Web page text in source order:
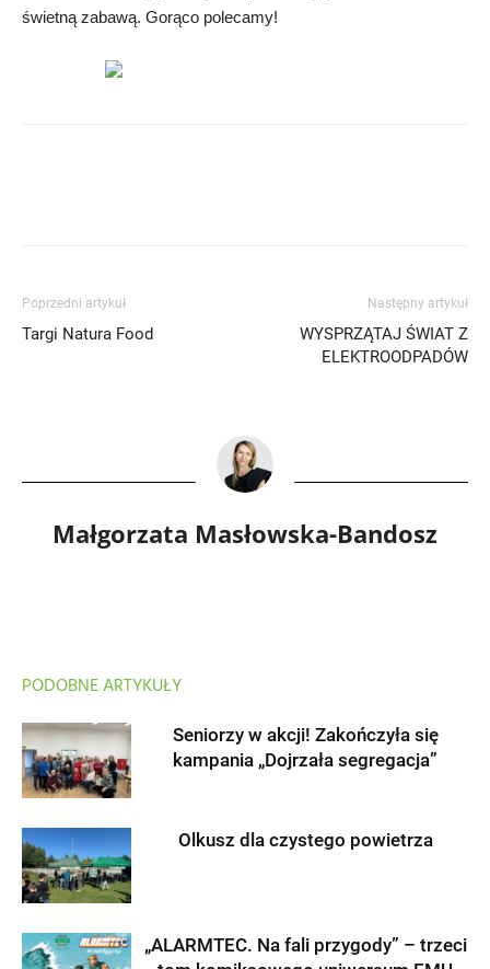
świetną zabawą. Gorąco polecamy!
Poprzedni artykuł
Targi Natura Food
Następny artykuł
WYSPRZĄTAJ ŚWIAT Z
ELEKTROODPADÓW
Małgorzata Masłowska-Bandosz
PODOBNE ARTYKUŁY
Seniorzy w akcji! Zakończyła się
kampania „Dojrzała segregacja”
Olkusz dla czystego powietrza
„ALARMTEC. Na fali przygody” – trzeci